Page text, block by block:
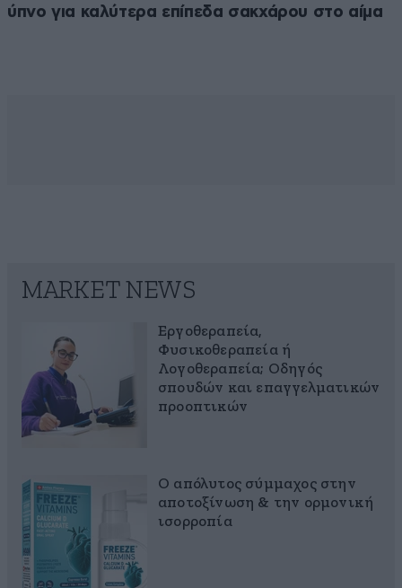
ύπνο για καλύτερα επίπεδα σακχάρου στο αίμα
MARKET NEWS
Εργοθεραπεία,
Φυσικοθεραπεία ή
Λογοθεραπεία; Οδηγός
σπουδών και επαγγελματικών
προοπτικών
Ο απόλυτος σύμμαχος στην
αποτοξίνωση & την ορμονική
ισορροπία